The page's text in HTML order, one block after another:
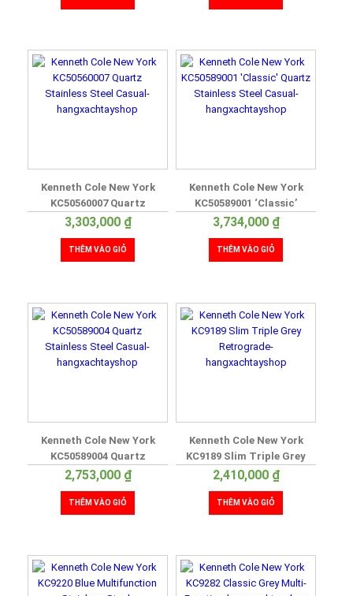
Kenneth Cole New York
KC50560007 Quartz
Stainless Steel Casual
3,303,000 ₫
THÊM VÀO GIỎ
Kenneth Cole New York
KC50589001 ‘Classic’
Quartz Stainless Steel
3,734,000 ₫
THÊM VÀO GIỎ
Kenneth Cole New York
KC50589004 Quartz
Stainless Steel Casual
2,753,000 ₫
THÊM VÀO GIỎ
Kenneth Cole New York
KC9189 Slim Triple Grey
Retrograde
2,410,000 ₫
THÊM VÀO GIỎ